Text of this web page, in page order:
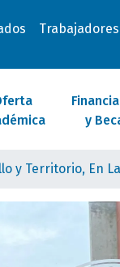
Trabajadores
y
y Territorio, En La